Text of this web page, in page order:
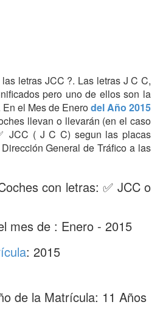
letras JCC ?. Las letras J C C,
pero uno de ellos son la
el Mes de Enerodel Año 2015
llevan o llevarán (en el caso
JCC ( J C C) segun las placas
General de Tráfico a las
con letras: ✅ JCC o
mes de : Enero - 2015
: 2015
de la Matrícula: 11 Años